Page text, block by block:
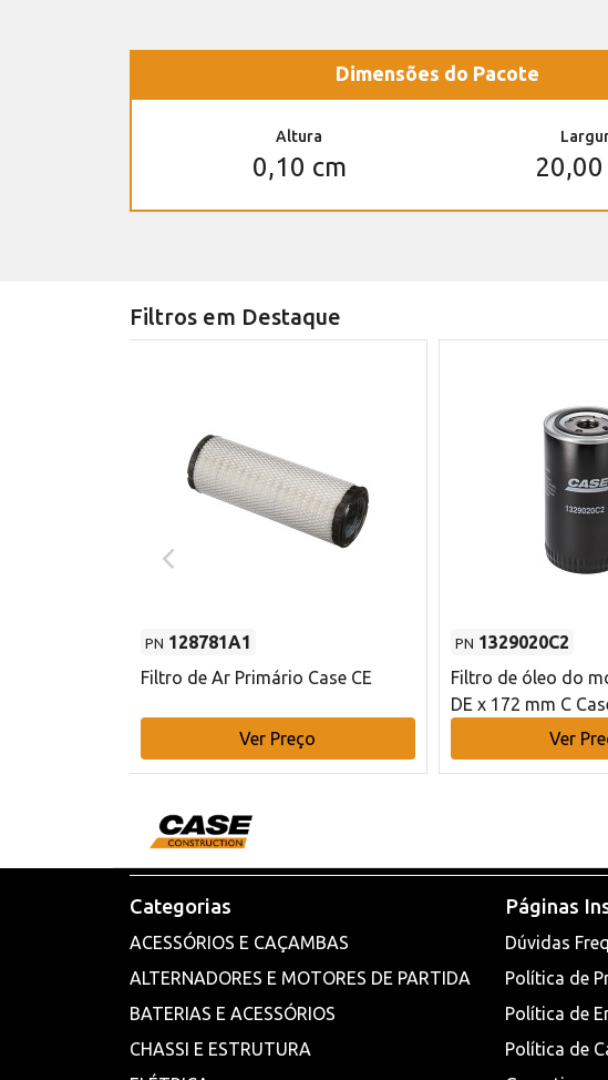
Dimensões do Pacote
Altura
0,10 cm 20,00
Filtros em Destaque
PN 128781A1
Filtro de Ar Primário Case CE
Ver Preço
PN 1329020C2
Filtro de óleo do
DE x 172 mm C
Ver
Categorias
ACESSÓRIOS E CAÇAMBAS
ALTERNADORES E MOTORES DE PARTIDA
BATERIAS E ACESSÓRIOS
CHASSI E ESTRUTURA
Páginas
Dúvidas
Política de
Política de
Política de